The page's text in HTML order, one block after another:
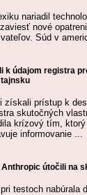
nariadil
nové
Súd v
k údajom registra
získali prístup k
skutočných
krízový tím,
informovanie ...
útočili na
testoch nabúrala